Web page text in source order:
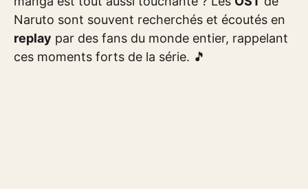
Naruto sont souvent recherchés et écoutés en
replay par des fans du monde entier, rappelant
ces moments forts de la série. 🎵